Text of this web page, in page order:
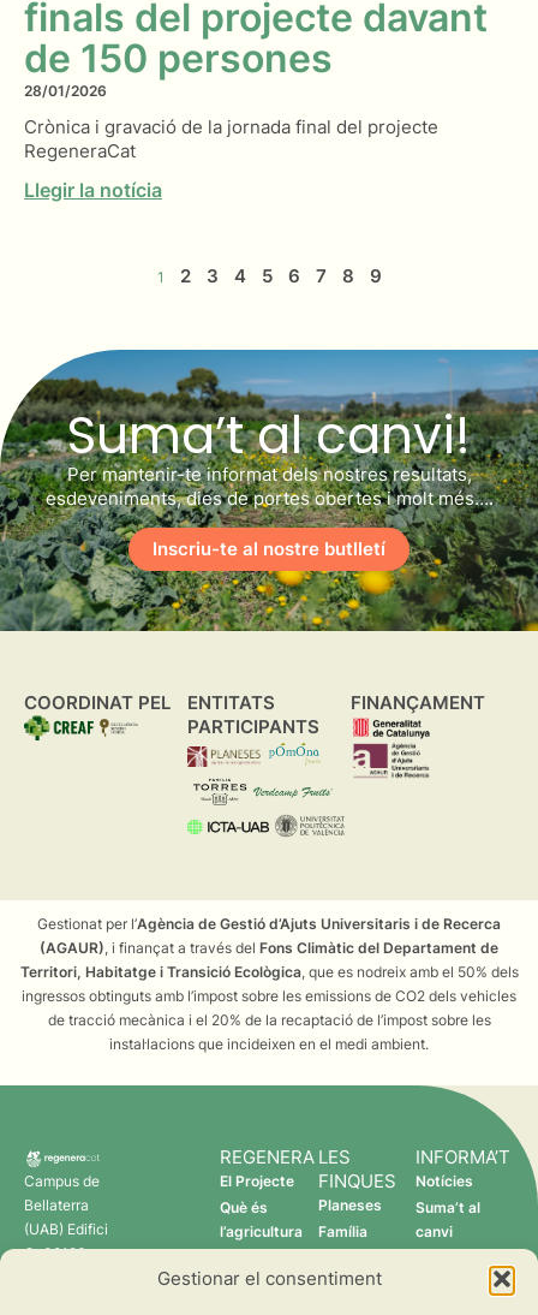
Gestionar el consentiment
finals del projecte davant
de 150 persones
28/01/2026
Crònica i gravació de la jornada final del projecte
RegeneraCat
Llegir la notícia
1 2 3 4 5 6 7 8 9
Suma’t al canvi!
Per mantenir-te informat dels nostres resultats,
esdeveniments, dies de portes obertes i molt més….
Inscriu-te al nostre butlletí
COORDINAT PEL
ENTITATS
PARTICIPANTS
FINANÇAMENT
Gestionat per l’Agència de Gestió d’Ajuts Universitaris i de Recerca
(AGAUR), i finançat a través del Fons Climàtic del Departament de
Territori, Habitatge i Transició Ecològica, que es nodreix amb el 50% dels
ingressos obtinguts amb l’impost sobre les emissions de CO2 dels vehicles
de tracció mecànica i el 20% de la recaptació de l’impost sobre les
instal·lacions que incideixen en el medi ambient.
Campus de
Bellaterra
(UAB) Edifici
C 08193
REGENERA
El Projecte
Què és
l’agricultura
Qui som
LES
FINQUES
Planeses
Família
Verdcamp
INFORMA’T
Notícies
Suma’t al
canvi